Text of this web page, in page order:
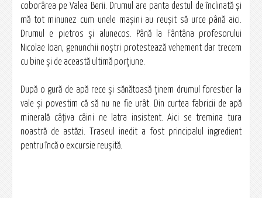
coborârea pe Valea Berii. Drumul are panta destul de înclinată şi
mă tot minunez cum unele maşini au reuşit să urce până aici.
Drumul e pietros şi alunecos. Până la Fântâna profesorului
Nicolae Ioan, genunchii noştri protestează vehement dar trecem
cu bine şi de această ultimă porţiune.
După o gură de apă rece şi sănătoasă ţinem drumul forestier la
vale şi povestim că să nu ne fie urât. Din curtea fabricii de apă
minerală câţiva câini ne latra insistent. Aici se tremina tura
noastră de astăzi. Traseul inedit a fost principalul ingredient
pentru încă o excursie reuşită.